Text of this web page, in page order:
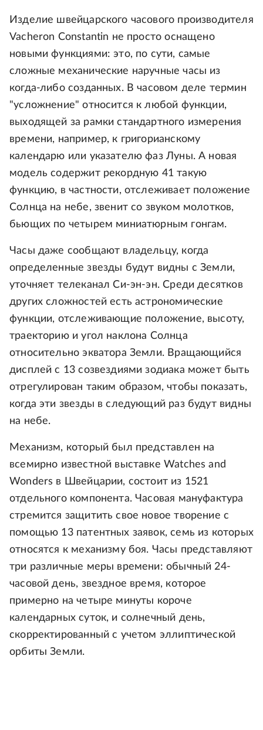
Изделие швейцарского часового производителя
Vacheron Constantin не просто оснащено
новыми функциями: это, по сути, самые
сложные механические наручные часы из
когда-либо созданных. В часовом деле термин
"усложнение" относится к любой функции,
выходящей за рамки стандартного измерения
времени, например, к григорианскому
календарю или указателю фаз Луны. А новая
модель содержит рекордную 41 такую
функцию, в частности, отслеживает положение
Солнца на небе, звенит со звуком молотков,
бьющих по четырем миниатюрным гонгам.
Часы даже сообщают владельцу, когда
определенные звезды будут видны с Земли,
уточняет телеканал Си-эн-эн. Среди десятков
других сложностей есть астрономические
функции, отслеживающие положение, высоту,
траекторию и угол наклона Солнца
относительно экватора Земли. Вращающийся
дисплей с 13 созвездиями зодиака может быть
отрегулирован таким образом, чтобы показать,
когда эти звезды в следующий раз будут видны
на небе.
Механизм, который был представлен на
всемирно известной выставке Watches and
Wonders в Швейцарии, состоит из 1521
отдельного компонента. Часовая мануфактура
стремится защитить свое новое творение с
помощью 13 патентных заявок, семь из которых
относятся к механизму боя. Часы представляют
три различные меры времени: обычный 24-
часовой день, звездное время, которое
примерно на четыре минуты короче
календарных суток, и солнечный день,
скорректированный с учетом эллиптической
орбиты Земли.